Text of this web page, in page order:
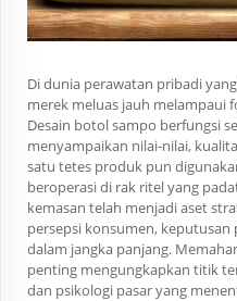
Di dunia perawatan pribadi
merek meluas jauh melampaui
Desain botol sampo berfungsi
menyampaikan nilai-nilai,
satu tetes produk pun
beroperasi di rak ritel yang
kemasan telah menjadi aset
persepsi konsumen,
dalam jangka panjang.
penting mengungkapkan titik
dan psikologi pasar yang